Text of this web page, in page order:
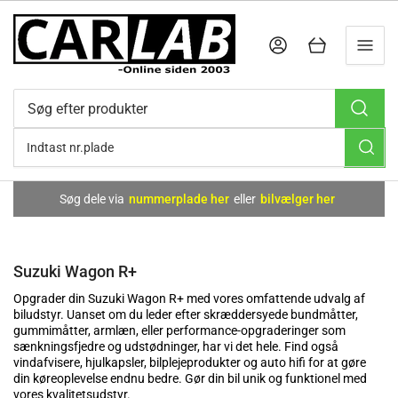
efter
produkter
Log ind Åbn kurv
Søg dele via nummerplade her eller bilvælger her
Suzuki Wagon R+
Opgrader din Suzuki Wagon R+ med vores omfattende udvalg af
biludstyr. Uanset om du leder efter skræddersyede bundmåtter,
gummimåtter, armlæn, eller performance-opgraderinger som
sænkningsfjedre og udstødninger, har vi det hele. Find også
vindafvisere, hjulkapsler, bilplejeprodukter og auto hifi for at gøre
din køreoplevelse endnu bedre. Gør din bil unik og funktionel med
vores kvalitetsudstyr.